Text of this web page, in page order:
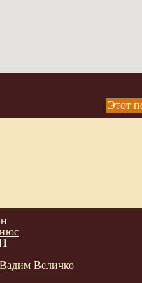
Этот
Вадим Величко